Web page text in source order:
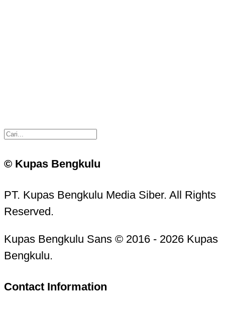
© Kupas Bengkulu
PT. Kupas Bengkulu Media Siber. All Rights
Reserved.
Kupas Bengkulu Sans © 2016 - 2026 Kupas
Bengkulu.
Contact Information